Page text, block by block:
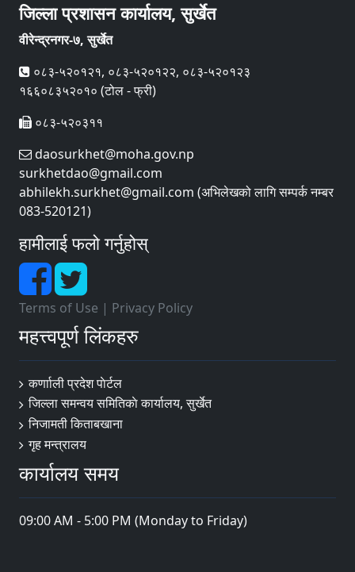
जिल्ला प्रशासन कार्यालय, सुर्खेत
वीरेन्द्रनगर-७, सुर्खेत
०८३-५२०१२१, ०८३-५२०१२२, ०८३-५२०१२३
१६६०८३५२०१० (टोल - फ्री)
०८३-५२०३११
daosurkhet@moha.gov.np
surkhetdao@gmail.com
abhilekh.surkhet@gmail.com (अभिलेखको लागि सम्पर्क नम्बर
083-520121)
हामीलाई फलो गर्नुहोस्
Terms of Use | Privacy Policy
महत्त्वपूर्ण लिंकहरु
कर्णााली प्रदेश पाेर्टल
जिल्ला समन्वय समितिकाे कार्यालय, सुर्खेत
निजामती किताबखाना
गृह मन्त्रालय
कार्यालय समय
09:00 AM - 5:00 PM (Monday to Friday)